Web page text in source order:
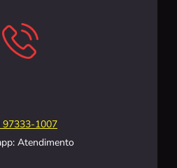
97333-1007
Atendimento